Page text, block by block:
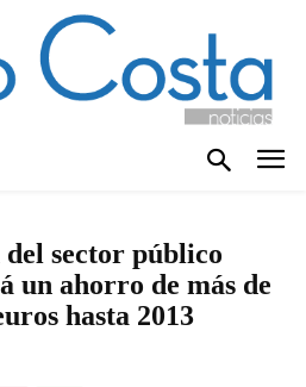
sector público
un ahorro de más de
hasta 2013